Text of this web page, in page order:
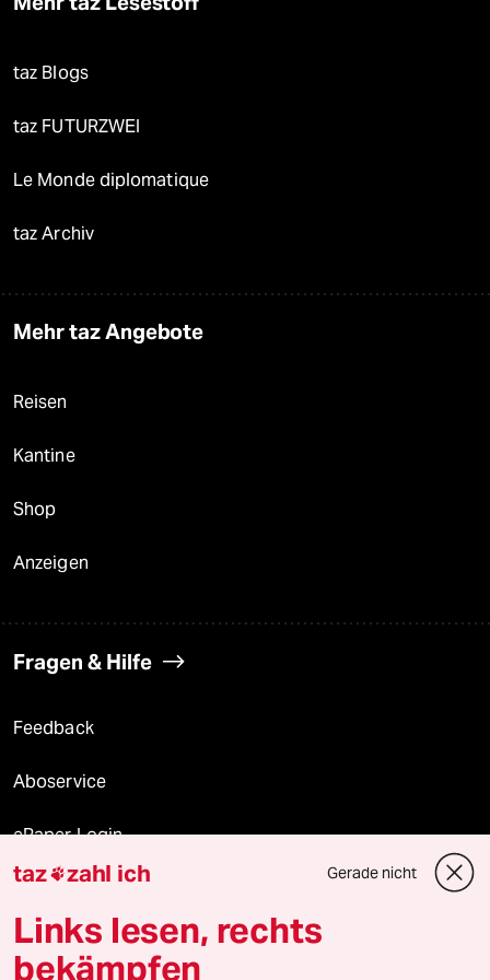
taz Blogs
taz FUTURZWEI
Le Monde diplomatique
taz Archiv
Mehr taz Angebote
Reisen
Kantine
Shop
Anzeigen
Fragen & Hilfe
Feedback
Aboservice
ePaper Login
Downloads für Abonnierende
taz zahl ich Gerade nicht
Links lesen, rechts
bekämpfen